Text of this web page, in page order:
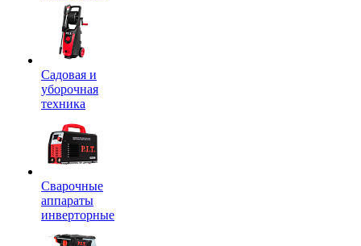
Садовая и
уборочная
техника
Сварочные
аппараты
инверторные